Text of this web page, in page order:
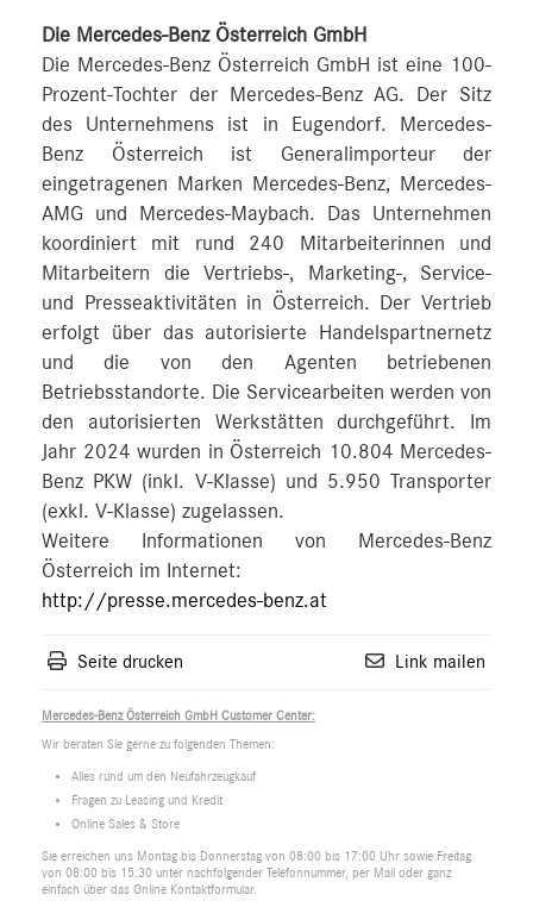
Die Mercedes-Benz Österreich GmbH
Die Mercedes-Benz Österreich GmbH ist eine 100-
Prozent-Tochter der Mercedes-Benz AG. Der Sitz
des Unternehmens ist in Eugendorf. Mercedes-
Benz Österreich ist Generalimporteur der
eingetragenen Marken Mercedes-Benz, Mercedes-
AMG und Mercedes-Maybach. Das Unternehmen
koordiniert mit rund 240 Mitarbeiterinnen und
Mitarbeitern die Vertriebs-, Marketing-, Service-
und Presseaktivitäten in Österreich. Der Vertrieb
erfolgt über das autorisierte Handelspartnernetz
und die von den Agenten betriebenen
Betriebsstandorte. Die Servicearbeiten werden von
den autorisierten Werkstätten durchgeführt. Im
Jahr 2024 wurden in Österreich 10.804 Mercedes-
Benz PKW (inkl. V-Klasse) und 5.950 Transporter
(exkl. V-Klasse) zugelassen.
Weitere Informationen von Mercedes-Benz
Österreich im Internet:
http://presse.mercedes-benz.at
Seite drucken Link mailen
Mercedes-Benz Österreich GmbH Customer Center:
Wir beraten Sie gerne zu folgenden Themen:
Alles rund um den Neufahrzeugkauf
Fragen zu Leasing und Kredit
Online Sales & Store
Sie erreichen uns Montag bis Donnerstag von 08:00 bis 17:00 Uhr sowie Freitag
von 08:00 bis 15:30 unter nachfolgender Telefonnummer, per Mail oder ganz
einfach über das Online Kontaktformular.